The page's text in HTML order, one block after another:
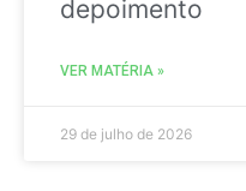
depoimento
VER MATÉRIA »
29 de julho de 2026